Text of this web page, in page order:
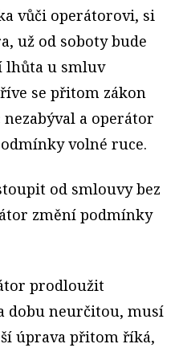
vůči operátorovi, si
už od soboty bude
lhůta u smluv
se přitom zákon
a operátor
volné ruce.
od smlouvy bez
změní podmínky
prodloužit
dobu neurčitou, musí
úprava přitom říká,